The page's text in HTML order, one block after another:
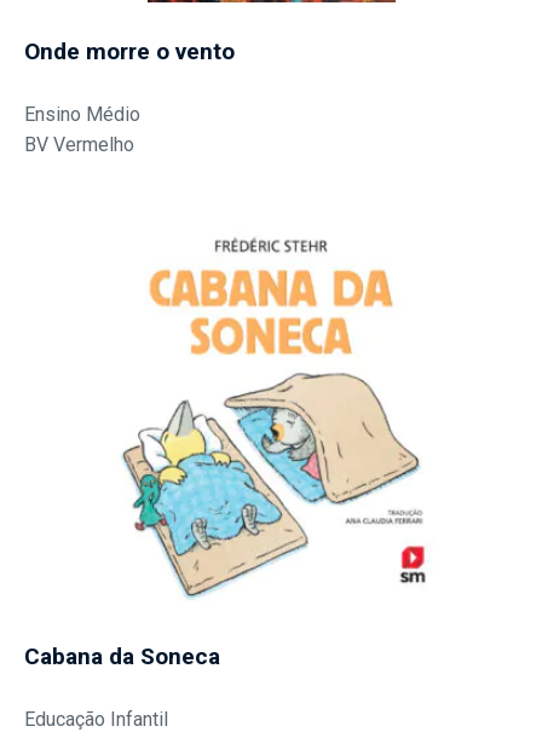
Onde morre o vento
Ensino Médio
BV Vermelho
Cabana da Soneca
Educação Infantil